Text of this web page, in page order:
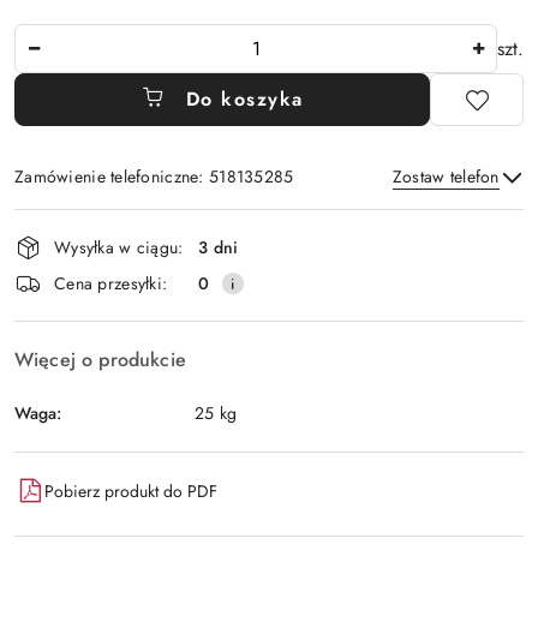
szt.
Do koszyka
Zamówienie telefoniczne: 518135285 Zostaw telefon
Wyślij
Dostępność
i
dostawa
Wysyłka w ciągu:
3 dni
Cena przesyłki:
0
Więcej o produkcie
Waga: 25 kg
Pobierz produkt do PDF